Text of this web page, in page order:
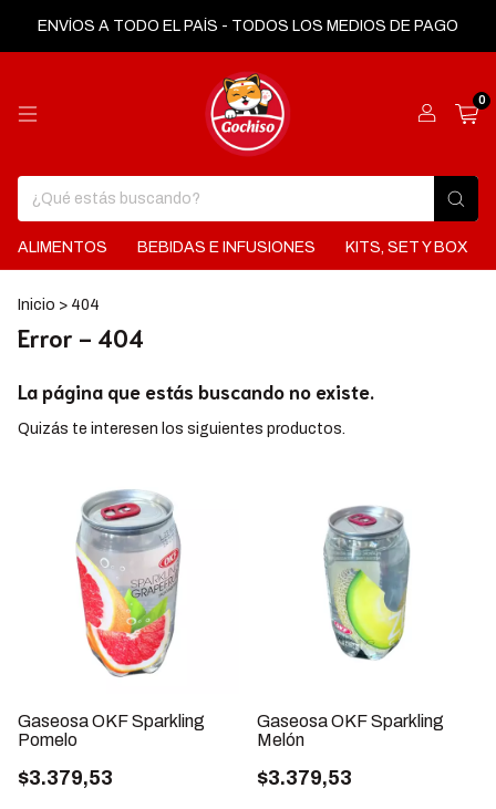
ENVÍOS A TODO EL PAÍS - TODOS LOS MEDIOS DE PAGO
0
ALIMENTOS BEBIDAS E INFUSIONES KITS, SET Y BOX
Inicio > 404
Error - 404
La página que estás buscando no existe.
Quizás te interesen los siguientes productos.
Gaseosa OKF Sparkling
Pomelo
$3.379,53
Gaseosa OKF Sparkling
Melón
$3.379,53